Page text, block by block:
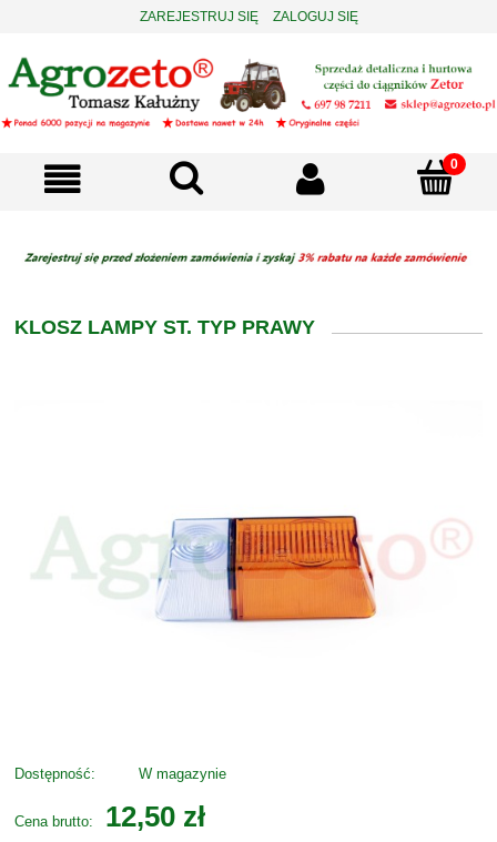
ZAREJESTRUJ SIĘ ZALOGUJ SIĘ
KLOSZ LAMPY ST. TYP PRAWY
Dostępność: W magazynie
Cena brutto: 12,50 zł